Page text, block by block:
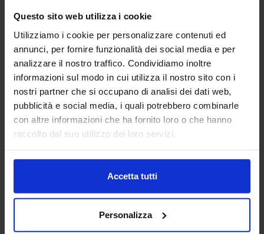
Questo sito web utilizza i cookie
Utilizziamo i cookie per personalizzare contenuti ed
annunci, per fornire funzionalità dei social media e per
analizzare il nostro traffico. Condividiamo inoltre
informazioni sul modo in cui utilizza il nostro sito con i
nostri partner che si occupano di analisi dei dati web,
pubblicità e social media, i quali potrebbero combinarle
con altre informazioni che ha fornito loro o che hanno
raccolto dal suo utilizzo dei loro servizi.
Accetta tutti
Personalizza
Why visit SAIE
Visitors’ Opinion
Special Initiatives
SAIE Infrastructure
SAIE Sustainability
SAIE People at the Centre